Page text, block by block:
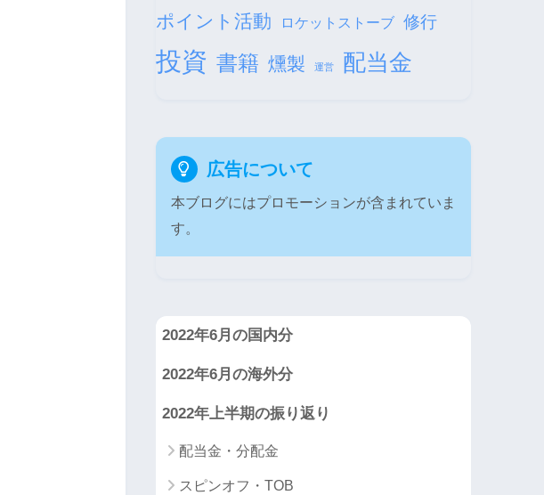
ポイント活動 ロケットストーブ 修行
投資 書籍 燻製 運営 配当金
広告について
本ブログにはプロモーションが含まれていま
す。
2022年6月の国内分
2022年6月の海外分
2022年上半期の振り返り
配当金・分配金
スピンオフ・TOB